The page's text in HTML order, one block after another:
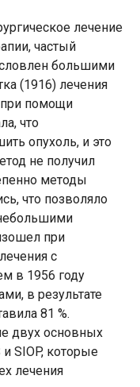
лечение
частый
большими
(1916) лечения
помощи
что
опухоль, и это
не получил
методы
что позволяло
небольшими
при
с
в 1956 году
в результате
81 %.
двух основных
SIOP, которые
лечения